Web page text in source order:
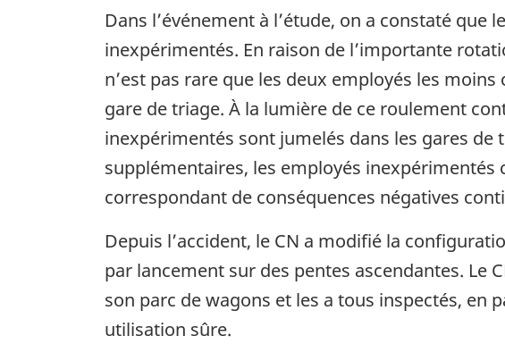
Dans l’événement à l’étude, on a constaté
inexpérimentés. En raison de l’importante
n’est pas rare que les deux employés les
gare de triage. À la lumière de ce roulement
inexpérimentés sont jumelés dans les gares de
supplémentaires, les employés inexpérimentés
correspondant de conséquences négatives
Depuis l’accident, le CN a modifié la
par lancement sur des pentes ascendantes. Le
son parc de wagons et les a tous inspectés, en
utilisation sûre.